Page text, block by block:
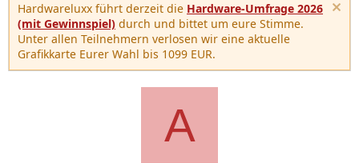
Hardwareluxx führt derzeit die Hardware-Umfrage 2026
(mit Gewinnspiel) durch und bittet um eure Stimme.
Unter allen Teilnehmern verlosen wir eine aktuelle
Grafikkarte Eurer Wahl bis 1099 EUR.
A